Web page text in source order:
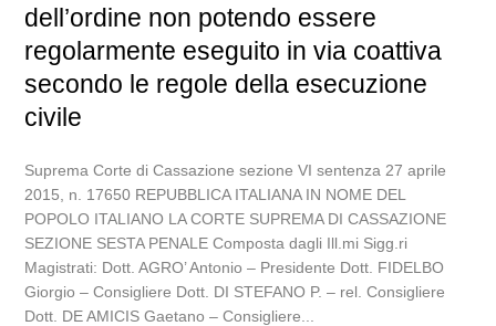
dell’ordine non potendo essere
regolarmente eseguito in via coattiva
secondo le regole della esecuzione
civile
Suprema Corte di Cassazione sezione VI sentenza 27 aprile
2015, n. 17650 REPUBBLICA ITALIANA IN NOME DEL
POPOLO ITALIANO LA CORTE SUPREMA DI CASSAZIONE
SEZIONE SESTA PENALE Composta dagli Ill.mi Sigg.ri
Magistrati: Dott. AGRO’ Antonio – Presidente Dott. FIDELBO
Giorgio – Consigliere Dott. DI STEFANO P. – rel. Consigliere
Dott. DE AMICIS Gaetano – Consigliere...